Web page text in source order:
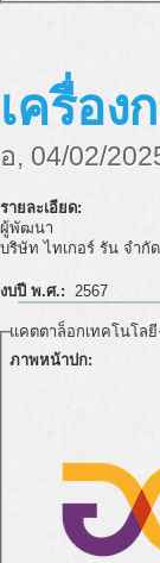
เครื่อง
อ, 04/02/
รายละเอียด:
ผู้พัฒนา
บริษัท ไทเกอร์ รัน จํากัด
งบปี พ.ศ.: 2567
แคตตาล็อกเทคโนโลยี
ภาพหน้าปก: